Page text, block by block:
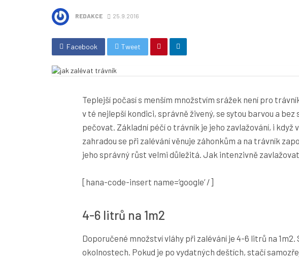
REDAKCE 25.9.2016
Facebook Tweet
Teplejší počasí s menším množstvím srážek není pro
v té nejlepší kondici, správně živený, se sytou barvou a
pečovat. Základní péčí o trávník je jeho zavlažování, i když
zahradou se při zalévání věnuje záhonkům a na trávník
jeho správný růst velmi důležitá. Jak intenzivně
[hana-code-insert name=’google’ /]
4-6 litrů na 1m2
Doporučené množství vláhy při zalévání je 4-6 litrů na 1m2.
okolnostech. Pokud je po vydatných deštích, stačí